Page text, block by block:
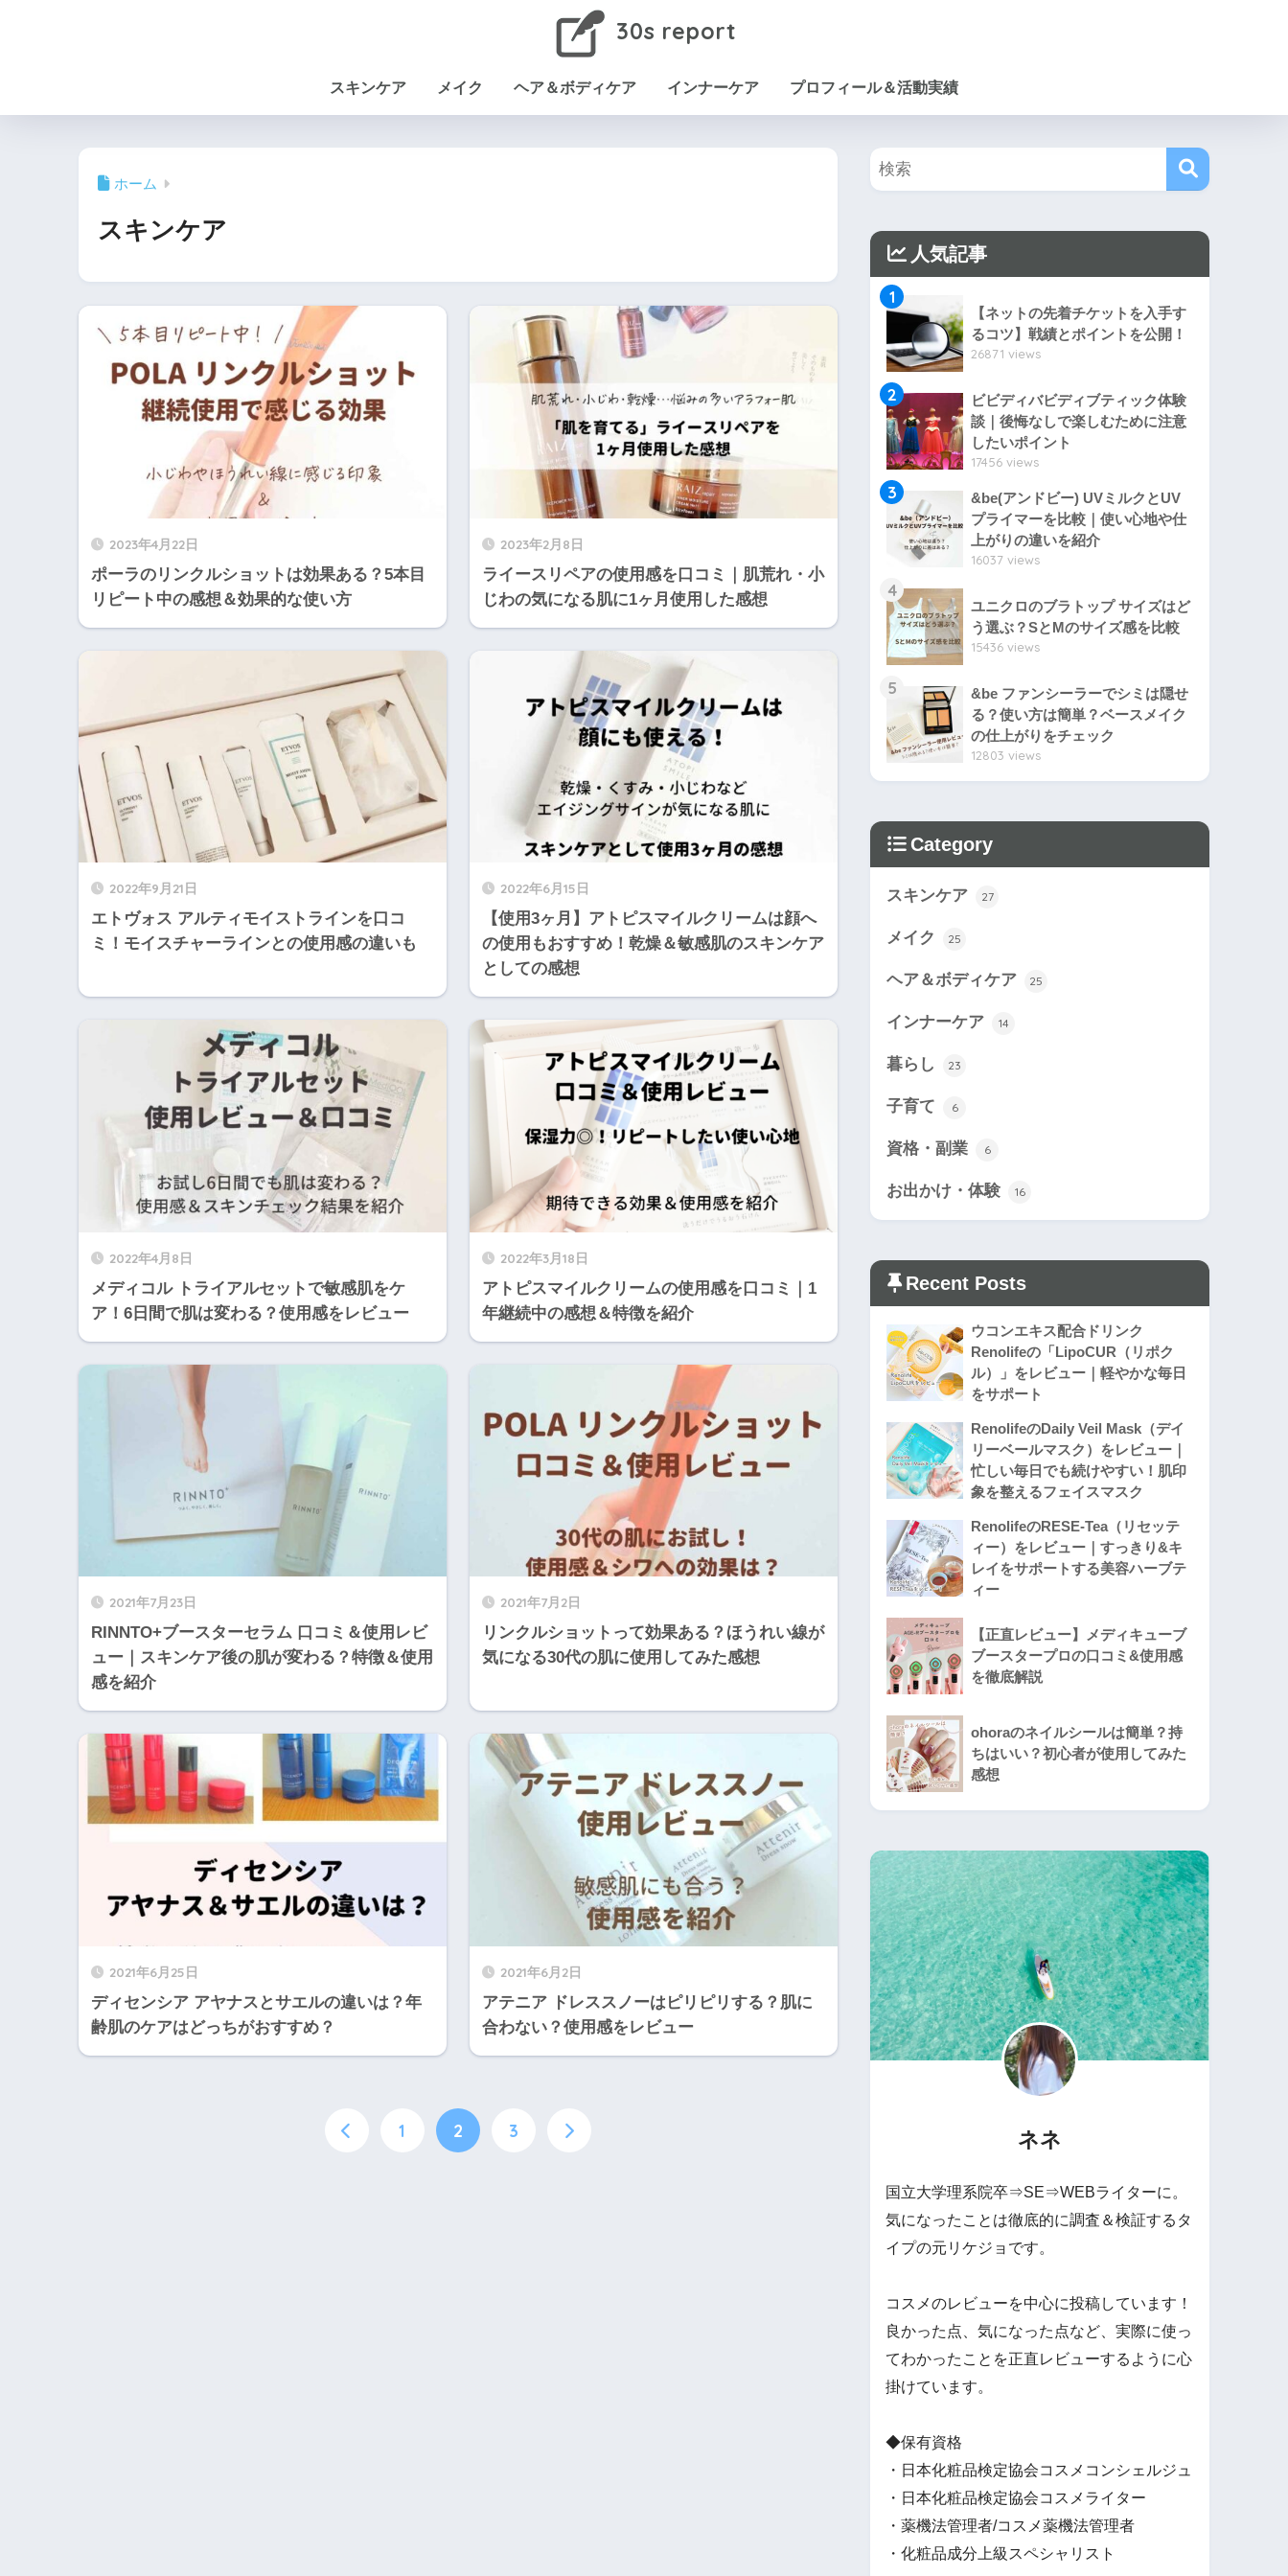
30s report
スキンケア メイク ヘア＆ボディケア インナーケア プロフィール＆活動実績
ホーム
スキンケア
2023年4月22日
ポーラのリンクルショットは効果ある？5本目
リピート中の感想＆効果的な使い方
2023年2月8日
ライースリペアの使用感を口コミ｜肌荒れ・小
じわの気になる肌に1ヶ月使用した感想
2022年9月21日
エトヴォス アルティモイストラインを口コ
ミ！モイスチャーラインとの使用感の違いも
2022年6月15日
【使用3ヶ月】アトピスマイルクリームは顔へ
の使用もおすすめ！乾燥＆敏感肌のスキンケア
としての感想
2022年4月8日
メディコル トライアルセットで敏感肌をケ
ア！6日間で肌は変わる？使用感をレビュー
2022年3月18日
アトピスマイルクリームの使用感を口コミ｜1
年継続中の感想＆特徴を紹介
2021年7月23日
RINNTO+ブースターセラム 口コミ＆使用レビ
ュー｜スキンケア後の肌が変わる？特徴＆使用
感を紹介
2021年7月2日
リンクルショットって効果ある？ほうれい線が
気になる30代の肌に使用してみた感想
2021年6月25日
ディセンシア アヤナスとサエルの違いは？年
齢肌のケアはどっちがおすすめ？
2021年6月2日
アテニア ドレススノーはピリピリする？肌に
合わない？使用感をレビュー
1 2 3
人気記事
1
【ネットの先着チケットを入手す
るコツ】戦績とポイントを公開！
26871 views
2
ビビディバビディブティック体験
談｜後悔なしで楽しむために注意
したいポイント
17456 views
3
&be(アンドビー) UVミルクとUV
プライマーを比較｜使い心地や仕
上がりの違いを紹介
16037 views
4
ユニクロのブラトップ サイズはど
う選ぶ？SとMのサイズ感を比較
15436 views
5
&be ファンシーラーでシミは隠せ
る？使い方は簡単？ベースメイク
の仕上がりをチェック
12803 views
Category
スキンケア 27
メイク 25
ヘア＆ボディケア 25
インナーケア 14
暮らし 23
子育て 6
資格・副業 6
お出かけ・体験 16
Recent Posts
ウコンエキス配合ドリンク
Renolifeの「LipoCUR（リポク
ル）」をレビュー｜軽やかな毎日
をサポート
RenolifeのDaily Veil Mask（デイ
リーベールマスク）をレビュー｜
忙しい毎日でも続けやすい！肌印
象を整えるフェイスマスク
RenolifeのRESE-Tea（リセッテ
ィー）をレビュー｜すっきり&キ
レイをサポートする美容ハーブテ
ィー
【正直レビュー】メディキューブ
ブースタープロの口コミ&使用感
を徹底解説
ohoraのネイルシールは簡単？持
ちはいい？初心者が使用してみた
感想
ネネ
国立大学理系院卒⇒SE⇒WEBライターに。
気になったことは徹底的に調査＆検証するタ
イプの元リケジョです。
コスメのレビューを中心に投稿しています！
良かった点、気になった点など、実際に使っ
てわかったことを正直レビューするように心
掛けています。
◆保有資格
・日本化粧品検定協会コスメコンシェルジュ
・日本化粧品検定協会コスメライター
・薬機法管理者/コスメ薬機法管理者
・化粧品成分上級スペシャリスト